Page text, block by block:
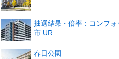
抽選結果・倍率：コンフ
市 UR...
春日公園